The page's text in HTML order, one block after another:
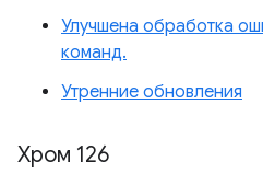
Улучшена обработка
команд.
Утренние обновления
Хром 126